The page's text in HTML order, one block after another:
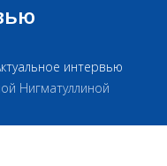
интервью
Нигматуллиной